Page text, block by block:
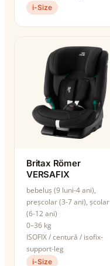
i-Size
Britax Römer
VERSAFIX
bebeluș (9 luni-4 ani),
preșcolar (3-7 ani), școlar
(6-12 ani)
0–36 kg
ISOFIX / centură / isofix-
support-leg
i-Size